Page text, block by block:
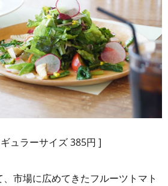
ュラーサイズ 385円 ]
市場に広めてきたフルーツトマト